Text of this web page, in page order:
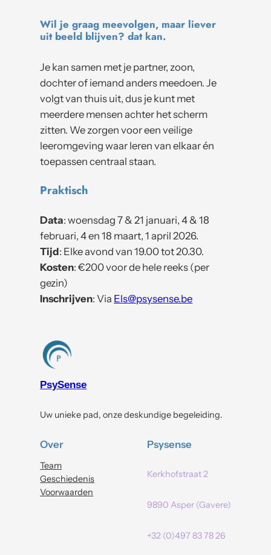
Wil je graag meevolgen, maar liever
uit beeld blijven? dat kan.
Je kan samen met je partner, zoon,
dochter of iemand anders meedoen. Je
volgt van thuis uit, dus je kunt met
meerdere mensen achter het scherm
zitten. We zorgen voor een veilige
leeromgeving waar leren van elkaar én
toepassen centraal staan.
Praktisch
Data: woensdag 7 & 21 januari, 4 & 18
februari, 4 en 18 maart, 1 april 2026.
Tijd: Elke avond van 19.00 tot 20.30.
Kosten: €200 voor de hele reeks (per
gezin)
Inschrijven: Via Els@psysense.be
PsySense
Uw unieke pad, onze deskundige begeleiding.
Over
Team
Geschiedenis
Voorwaarden
Psysense
Kerkhofstraat 2
9890 Asper (Gavere)
+32 (0)497 83 78 26